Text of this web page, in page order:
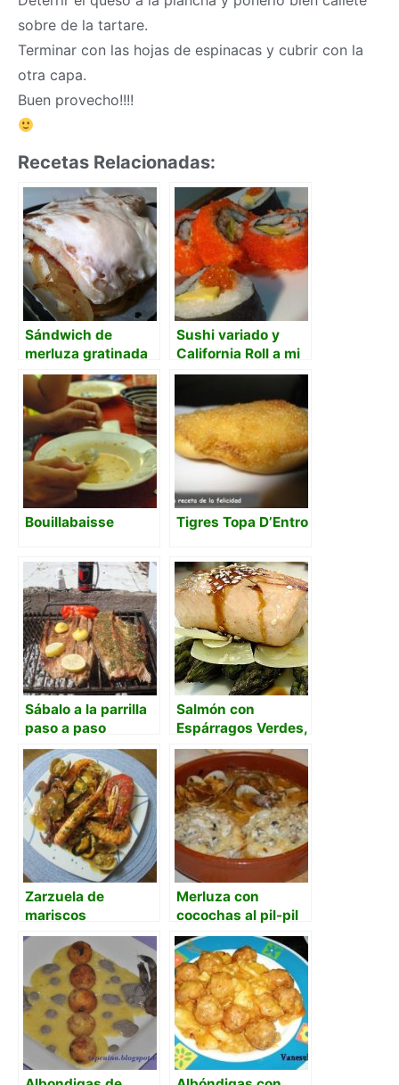
sobre de la tartare.
Terminar con las hojas de espinacas y cubrir con la
otra capa.
Buen provecho!!!!
Recetas Relacionadas:
Sándwich de
merluza gratinada
Sushi variado y
California Roll a mi
manera
Bouillabaisse Tigres Topa D’Entro
Sábalo a la parrilla
paso a paso
Salmón con
Espárragos Verdes,
parmesano y salsa
Unagi
Zarzuela de
mariscos
Merluza con
cocochas al pil-pil